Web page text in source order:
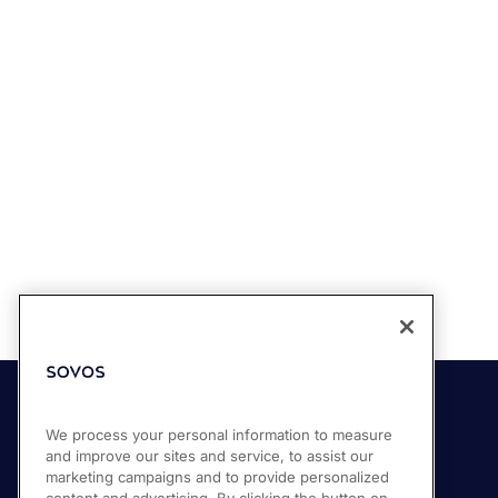
Soluções
Compliance Cloud
We process your personal information to measure
and improve our sites and service, to assist our
marketing campaigns and to provide personalized